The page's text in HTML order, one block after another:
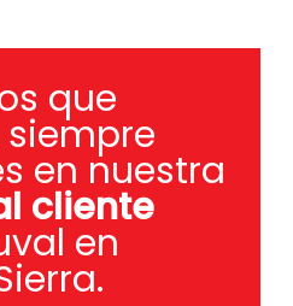
que
en nuestra
cliente
en